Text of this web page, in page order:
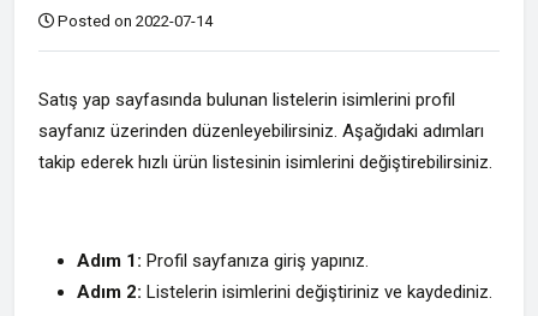
Posted on 2022-07-14
Satış yap sayfasında bulunan listelerin isimlerini profil
sayfanız üzerinden düzenleyebilirsiniz. Aşağıdaki adımları
takip ederek hızlı ürün listesinin isimlerini değiştirebilirsiniz.
Adım 1: Profil sayfanıza giriş yapınız.
Adım 2: Listelerin isimlerini değiştiriniz ve kaydediniz.